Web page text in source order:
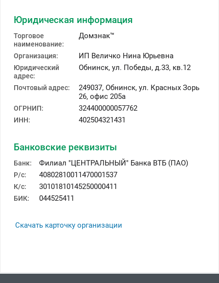
Юридическая информация
Торговое
наименование:
Домзнак™
Организация: ИП Величко Нина Юрьевна
Юридический
адрес:
Обнинск, ул. Победы, д.33, кв.12
Почтовый адрес: 249037, Обнинск, ул. Красных Зорь
26, офис 205а
ОГРНИП: 324400000057762
ИНН: 402504321431
Банковские реквизиты
Банк: Филиал "ЦЕНТРАЛЬНЫЙ" Банка ВТБ (ПАО)
Р/с: 40802810011470001537
К/с: 30101810145250000411
БИК: 044525411
Скачать карточку организации